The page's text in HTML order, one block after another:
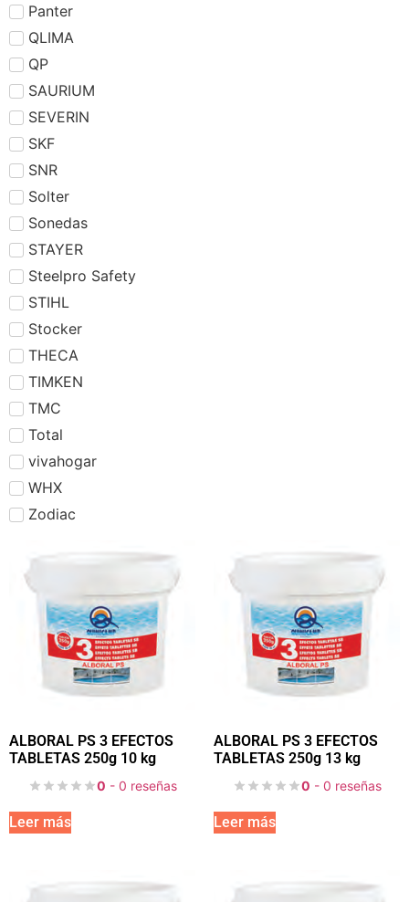
Panter
QLIMA
QP
SAURIUM
SEVERIN
SKF
SNR
Solter
Sonedas
STAYER
Steelpro Safety
STIHL
Stocker
THECA
TIMKEN
TMC
Total
vivahogar
WHX
Zodiac
ALBORAL PS 3 EFECTOS
TABLETAS 250g 10 kg
0 - 0 reseñas
Leer más
ALBORAL PS 3 EFECTOS
TABLETAS 250g 13 kg
0 - 0 reseñas
Leer más